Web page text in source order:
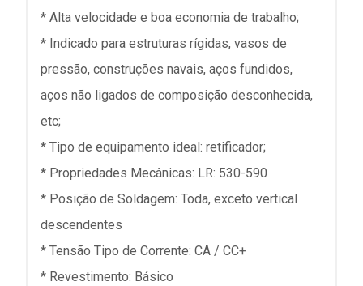
* Alta velocidade e boa economia de trabalho;
* Indicado para estruturas rígidas, vasos de
pressão, construções navais, aços fundidos,
aços não ligados de composição desconhecida,
etc;
* Tipo de equipamento ideal: retificador;
* Propriedades Mecânicas: LR: 530-590
* Posição de Soldagem: Toda, exceto vertical
descendentes
* Tensão Tipo de Corrente: CA / CC+
* Revestimento: Básico